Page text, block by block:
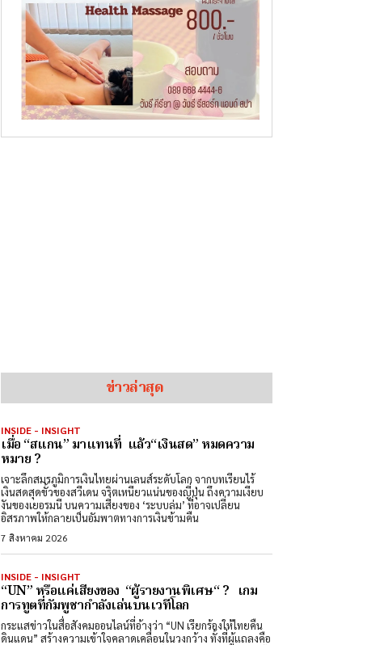
ข่าวล่าสุด
INSIDE - INSIGHT
เมื่อ “สแกน” มาแทนที่ แล้ว“เงินสด” หมดความ
หมาย ?
เจาะลึกสมรภูมิการเงินไทยผ่านเลนส์ระดับโลก จากบทเรียนไร้
เงินสดสุดขั้วของสวีเดน จริตเหนียวแน่นของญี่ปุ่น ถึงความเงียบ
งันของเยอรมนี บนความเสี่ยงของ ‘ระบบล่ม’ ที่อาจเปลี่ยน
อิสรภาพให้กลายเป็นอัมพาตทางการเงินข้ามคืน
7 สิงหาคม 2026
INSIDE - INSIGHT
“UN” หรือแค่เสียงของ “ผู้รายงานพิเศษ“ ? เกม
การทูตที่กัมพูชากำลังเล่นบนเวทีโลก
กระแสข่าวในสื่อสังคมออนไลน์ที่อ้างว่า “UN เรียกร้องให้ไทยคืน
ดินแดน” สร้างความเข้าใจคลาดเคลื่อนในวงกว้าง ทั้งที่ผู้แถลงคือ